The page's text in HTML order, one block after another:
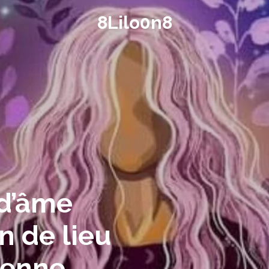
8Lilo0n8
de lieu